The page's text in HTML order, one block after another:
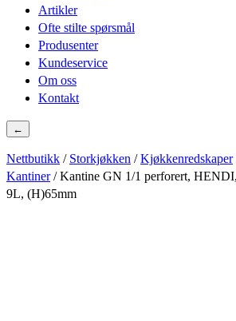
Artikler
Ofte stilte spørsmål
Produsenter
Kundeservice
Om oss
Kontakt
←
Nettbutikk / Storkjøkken /Kjøkkenredskaper
Kantiner/ Kantine GN 1/1 perforert,
9L, (H)65mm